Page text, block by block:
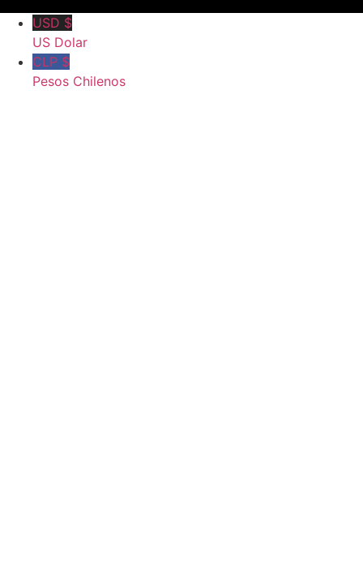
USD $
US Dolar
CLP $
Pesos Chilenos